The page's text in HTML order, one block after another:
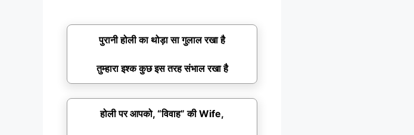
पुरानी होली का थोड़ा सा गुलाल रखा है
तुम्हारा इश्क कुछ इस तरह संभाल रखा है
होली पर आपको, “विवाह” की Wife,